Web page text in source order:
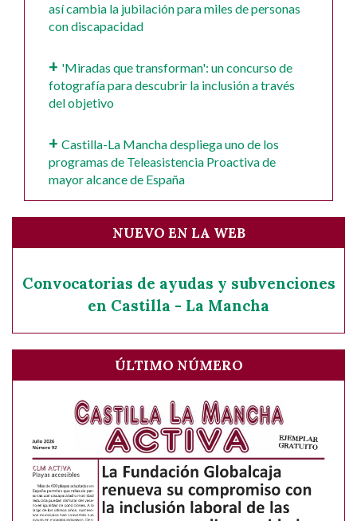
así cambia la jubilación para miles de personas
con discapacidad
'Miradas que transforman': un concurso de
fotografía para descubrir la inclusión a través
del objetivo
Castilla-La Mancha despliega uno de los
programas de Teleasistencia Proactiva de
mayor alcance de España
NUEVO EN LA WEB
Convocatorias de ayudas y subvenciones
en Castilla - La Mancha
ÚLTIMO NÚMERO